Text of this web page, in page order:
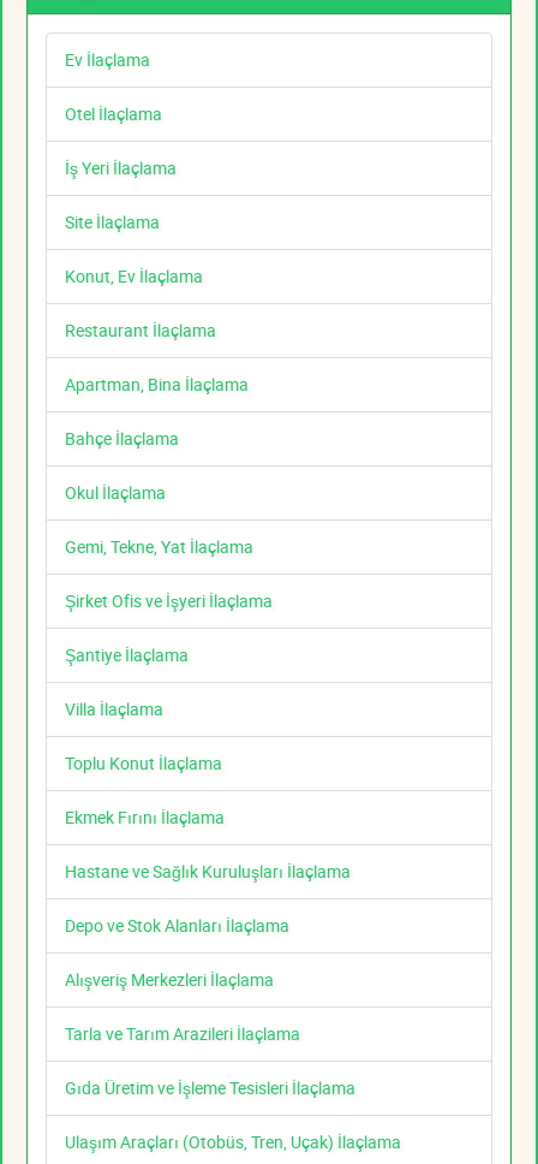
Ev İlaçlama
Otel İlaçlama
İş Yeri İlaçlama
Site İlaçlama
Konut, Ev İlaçlama
Restaurant İlaçlama
Apartman, Bina İlaçlama
Bahçe İlaçlama
Okul İlaçlama
Gemi, Tekne, Yat İlaçlama
Şirket Ofis ve İşyeri İlaçlama
Şantiye İlaçlama
Villa İlaçlama
Toplu Konut İlaçlama
Ekmek Fırını İlaçlama
Hastane ve Sağlık Kuruluşları İlaçlama
Depo ve Stok Alanları İlaçlama
Alışveriş Merkezleri İlaçlama
Tarla ve Tarım Arazileri İlaçlama
Gıda Üretim ve İşleme Tesisleri İlaçlama
Ulaşım Araçları (Otobüs, Tren, Uçak) İlaçlama